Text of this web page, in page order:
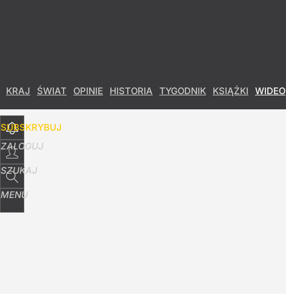
KRAJ ŚWIAT OPINIE HISTORIA TYGODNIK KSIĄŻKI WIDEO
SUBSKRYBUJ
ZALOGUJ
SZUKAJ
MENU